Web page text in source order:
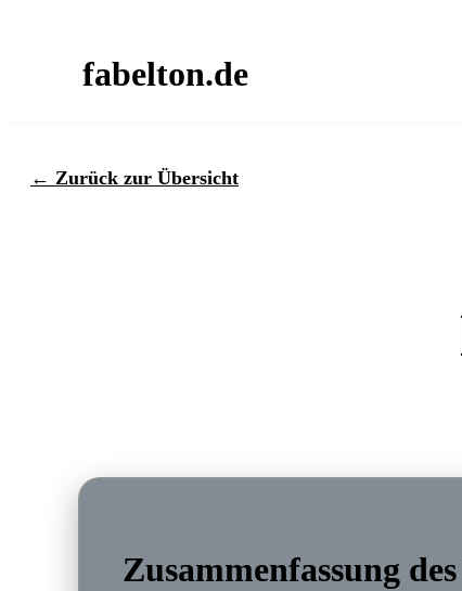
fabelton.de
← Zurück zur Übersicht
Zusammenfassung